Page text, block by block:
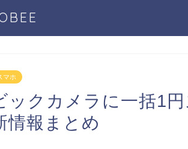
マホ
ックカメラに一括1
情報まとめ